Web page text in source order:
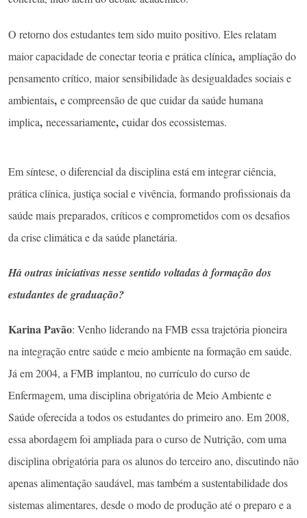
O retorno dos estudantes tem sido muito positivo. Eles relatam
maior capacidade de conectar teoria e prática clínica, ampliação do
pensamento crítico, maior sensibilidade às desigualdades sociais e
ambientais, e compreensão de que cuidar da saúde humana
implica, necessariamente, cuidar dos ecossistemas.
Em síntese, o diferencial da disciplina está em integrar ciência,
prática clínica, justiça social e vivência, formando profissionais da
saúde mais preparados, críticos e comprometidos com os desafios
da crise climática e da saúde planetária.
Há outras iniciativas nesse sentido voltadas à formação dos
estudantes de graduação?
Karina Pavão: Venho liderando na FMB essa trajetória pioneira
na integração entre saúde e meio ambiente na formação em saúde.
Já em 2004, a FMB implantou, no currículo do curso de
Enfermagem, uma disciplina obrigatória de Meio Ambiente e
Saúde oferecida a todos os estudantes do primeiro ano. Em 2008,
essa abordagem foi ampliada para o curso de Nutrição, com uma
disciplina obrigatória para os alunos do terceiro ano, discutindo não
apenas alimentação saudável, mas também a sustentabilidade dos
sistemas alimentares, desde o modo de produção até o preparo e a